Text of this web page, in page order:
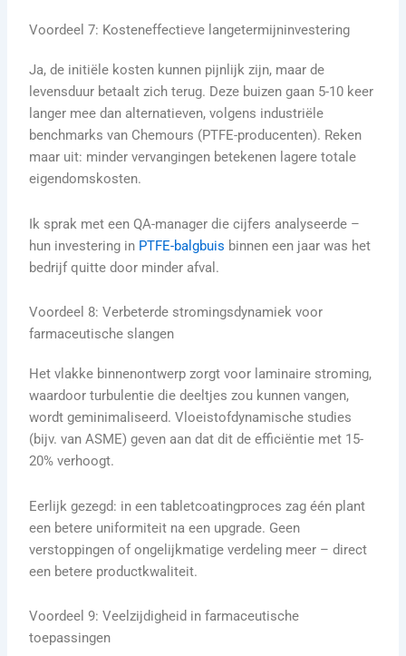
Voordeel 7: Kosteneffectieve langetermijninvestering
Ja, de initiële kosten kunnen pijnlijk zijn, maar de
levensduur betaalt zich terug. Deze buizen gaan 5-10 keer
langer mee dan alternatieven, volgens industriële
benchmarks van Chemours (PTFE-producenten). Reken
maar uit: minder vervangingen betekenen lagere totale
eigendomskosten.
Ik sprak met een QA-manager die cijfers analyseerde –
hun investering in PTFE-balgbuis binnen een jaar was het
bedrijf quitte door minder afval.
Voordeel 8: Verbeterde stromingsdynamiek voor
farmaceutische slangen
Het vlakke binnenontwerp zorgt voor laminaire stroming,
waardoor turbulentie die deeltjes zou kunnen vangen,
wordt geminimaliseerd. Vloeistofdynamische studies
(bijv. van ASME) geven aan dat dit de efficiëntie met 15-
20% verhoogt.
Eerlijk gezegd: in een tabletcoatingproces zag één plant
een betere uniformiteit na een upgrade. Geen
verstoppingen of ongelijkmatige verdeling meer – direct
een betere productkwaliteit.
Voordeel 9: Veelzijdigheid in farmaceutische
toepassingen